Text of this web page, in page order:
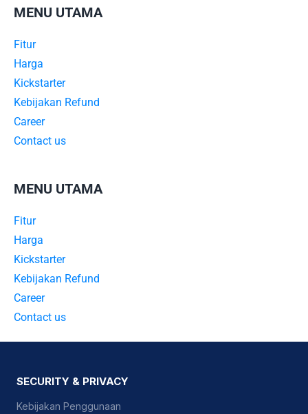
MENU UTAMA
Fitur
Harga
Kickstarter
Kebijakan Refund
Career
Contact us
MENU UTAMA
Fitur
Harga
Kickstarter
Kebijakan Refund
Career
Contact us
SECURITY & PRIVACY
Kebijakan Penggunaan